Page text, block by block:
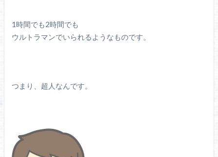
1時間でも2時間でも
ウルトラマンでいられるようなものです。
つまり、超人なんです。